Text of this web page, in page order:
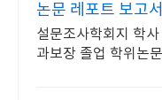
논문 레포트 보고
설문조사학회지 학
과보장 졸업 학위논